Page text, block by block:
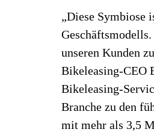
„Diese Symbiose
unseren Kunden
Bikeleasing-CEO
Bikeleasing-
Branche zu den
mit mehr als 3,5